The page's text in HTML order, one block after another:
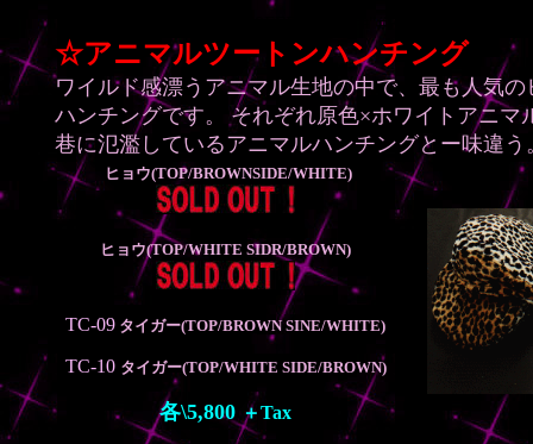
text="#80FF80" link="#80FFFF" vlink="#FF80FF"
☆アニマルツートンハンチング
ワイルド感漂うアニマル生地の中で、最も人気
ハンチングです。
それぞれ原色×ホワイトアニマ
巷に氾濫しているアニマルハンチングとー味違う
ヒョウ(TOP/BROWNSIDE/WHITE)
ヒョウ(TOP/WHITE SIDR/BROWN)
TC-09 タイガー(TOP/BROWN SINE/WHITE)
TC-10 タイガー(TOP/WHITE SIDE/BROWN)
各\5,800 ＋Tax